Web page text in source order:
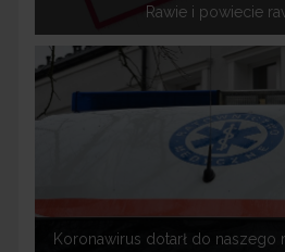
Rawie i powiecie
Koronawirus dotarł do naszego